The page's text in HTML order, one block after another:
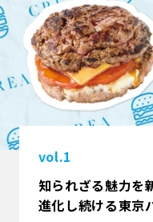
vol.1
知られざる魅力を
進化し続ける東京